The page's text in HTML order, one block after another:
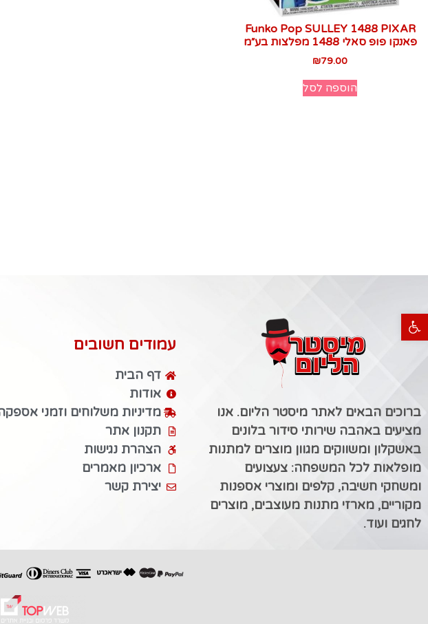
פתח סרגל נגישות
Funko Pop SULLEY 1488 PIXAR
פאנקו פופ סאלי 1488 מפלצות בע״מ
₪79.00
הוספה לסל
ברוכים הבאים לאתר מיסטר הליום. אנו
מציעים באהבה שירותי סידור בלונים
באשקלון ומשווקים מגוון מוצרים למתנות
מופלאות לכל המשפחה: צעצועים
ומשחקי חשיבה, קלפים ומוצרי אספנות
מקוריים, מארזי מתנות מעוצבים, מוצרים
לחגים ועוד.
עמודים חשובים
דף הבית
אודות
מדיניות משלוחים וזמני
תקנון אתר
הצהרת נגישות
ארכיון מאמרים
יצירת קשר